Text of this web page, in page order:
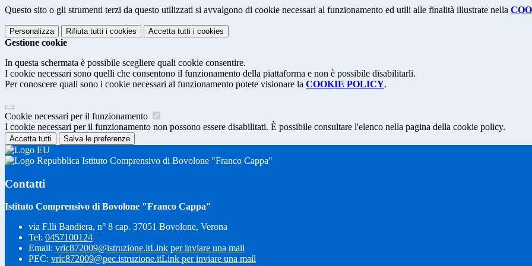
Questo sito o gli strumenti terzi da questo utilizzati si avvalgono di cookie necessari al funzionamento ed utili alle finalità illustrate nella
Personalizza Rifiuta tutti i cookies Accetta tutti i cookies
Gestione cookie
In questa schermata è possibile scegliere quali cookie consentire.
I cookie necessari sono quelli che consentono il funzionamento della piattaforma e non è possibile disabilitarli.
Per conoscere quali sono i cookie necessari al funzionamento potete visionare la COOKIE POLICY.
Cookie necessari per il funzionamento
I cookie necessari per il funzionamento non possono essere disabilitati. È possibile consultare l'elenco nella pagina della cookie policy.
Accetta tutti Salva le preferenze
Istituto Comprensivo di Bovolone "Franco Cappa"
Contatti
Istituto Comprensivo di Bovolone "Franco Cappa"
via F.lli Bandiera, n° 8 cap. 37051 Bovolone, Verona
Tel: 0457100124
Email: vric872009@istruzione.itLink per inviare una mail
PEC: vric872009@pec.istruzione.itLink per inviare una mail